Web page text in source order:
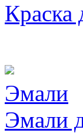
Краска
Эмали
Эмали